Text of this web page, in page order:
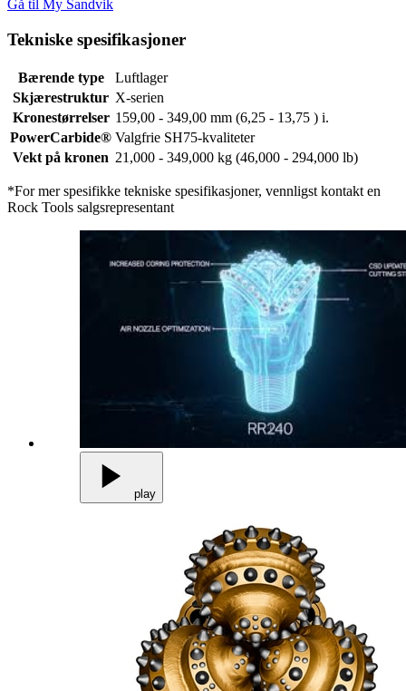
Gå til My Sandvik
Tekniske spesifikasjoner
Bærende type
Luftlager
Skjærestruktur X-serien
Kronestørrelser 159,00 - 349,00 mm (6,25 - 13,75 ) i.
PowerCarbide® Valgfrie SH75-kvaliteter
Vekt på kronen 21,000 - 349,000 kg (46,000 - 294,000 lb)
*For mer spesifikke tekniske spesifikasjoner, vennligst kontakt en
Rock Tools salgsrepresentant
play